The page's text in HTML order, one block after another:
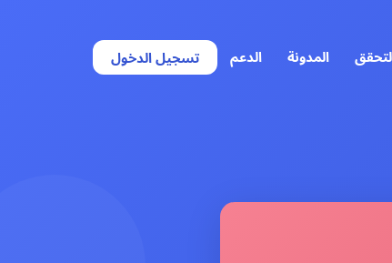
المدونة الدعم تسجيل الدخول